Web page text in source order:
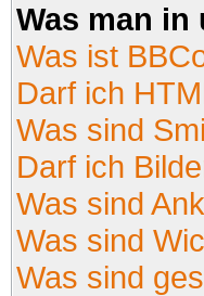
Was man
Was ist
Darf ich
Was sind
Darf ich
Was sind
Was sind
Was sind